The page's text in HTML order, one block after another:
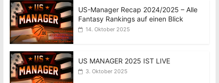
US-Manager Recap 2024/2025 – Alle
Fantasy Rankings auf einen Blick
14. Oktober 2025
US MANAGER 2025 IST LIVE
3. Oktober 2025